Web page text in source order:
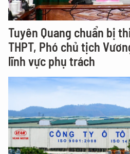
Tuyên Quang chuẩn bị
THPT, Phó chủ tịch
lĩnh vực phụ trách